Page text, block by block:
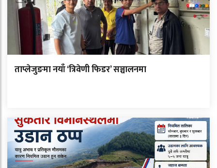
ताप्लेजुङमा नयाँ ‘त्रिवेणी फिडर’ सञ्चालनमा